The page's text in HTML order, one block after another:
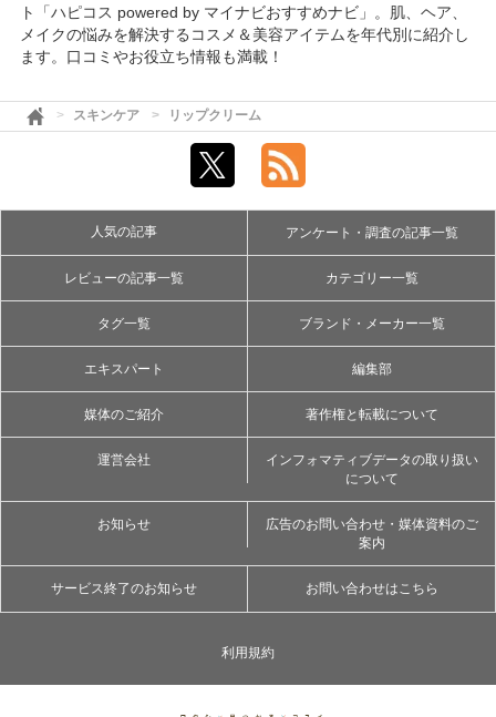
ト「ハピコス powered by マイナビおすすめナビ」。肌、ヘア、
メイクの悩みを解決するコスメ＆美容アイテムを年代別に紹介し
ます。口コミやお役立ち情報も満載！
スキンケア リップクリーム
人気の記事 アンケート・調査の記事一覧
レビューの記事一覧 カテゴリー一覧
タグ一覧 ブランド・メーカー一覧
エキスパート 編集部
媒体のご紹介 著作権と転載について
運営会社
インフォマティブデータの取り扱い
について
お知らせ
広告のお問い合わせ・媒体資料のご
案内
サービス終了のお知らせ お問い合わせはこちら
利用規約